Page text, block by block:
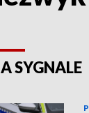
SYGNALE